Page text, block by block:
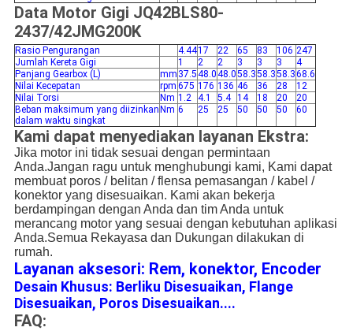
Data Motor Gigi JQ42BLS80-
2437/42JMG200K
Rasio Pengurangan 4.4417 22 65 83 106 247
Jumlah Kereta Gigi
1 2 2 3 3 3
4
Panjang Gearbox (L)
mm 37.548.048.058.358.358.368.6
Nilai Kecepatan
rpm 675 176 136 46 36 28
12
Nilai Torsi
Nm 1.2 4.1 5.4 14 18 20
20
Beban maksimum yang diizinkan
dalam waktu singkat
Nm 6 25 25 50 50 50 60
Kami dapat menyediakan layanan Ekstra:
Jika motor ini tidak sesuai dengan permintaan
Anda.Jangan ragu untuk menghubungi kami, Kami dapat
membuat poros / belitan / flensa pemasangan / kabel /
konektor yang disesuaikan. Kami akan bekerja
berdampingan dengan Anda dan tim Anda untuk
merancang motor yang sesuai dengan kebutuhan aplikasi
Anda.Semua Rekayasa dan Dukungan dilakukan di
rumah.
Layanan aksesori: Rem, konektor, Encoder
Desain Khusus: Berliku Disesuaikan, Flange
Disesuaikan, Poros Disesuaikan....
FAQ: